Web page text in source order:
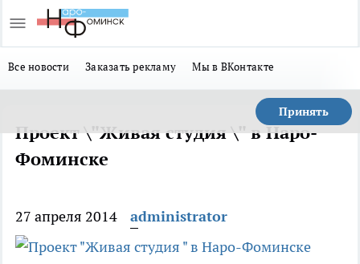
Все новости Заказать рекламу Мы в ВКонтакте
Принять
Проект \"Живая студия \" в Наро-
Фоминске
27 апреля 2014 administrator